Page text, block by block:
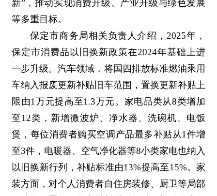
新”，推动实现消费升级、产业升级与绿色发展
等多重目标。
保定市商务局相关负责人介绍，2025年，
保定市消费品以旧换新政策在2024年基础上进
一步升级。汽车领域，将国四排放标准燃油乘用
车纳入报废更新补贴旧车范围，置换更新补贴上
限由1万元提高至1.3万元。家电品类从8类增加
至12类，新增微波炉、净水器、洗碗机、电饭
煲，每位消费者购买空调产品最多补贴从1件增
至3件，电暖器、空气净化器等8小类家电也纳入
以旧换新行列，补贴标准由13%提高至15%。家
装方面，对个人消费者自住房装修、厨卫等局部